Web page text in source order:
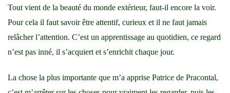
Tout vient de la beauté du monde extérieur, faut-il encore la voir.
Pour cela il faut savoir être attentif, curieux et il ne faut jamais
relâcher l’attention. C’est un apprentissage au quotidien, ce regard
n’est pas inné, il s’acquiert et s’enrichit chaque jour.
La chose la plus importante que m’a apprise Patrice de Pracontal,